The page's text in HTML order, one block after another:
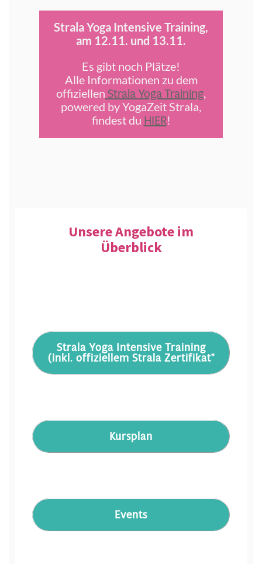
Strala Yoga Intensive Training,
am 12.11. und 13.11.
Es gibt noch Plätze!
Alle Informationen zu dem
offiziellen Strala Yoga Training,
powered by YogaZeit Strala,
findest du HIER!
Unsere Angebote im
Überblick
Strala Yoga Intensive Training
(inkl. offiziellem Strala Zertifikat"
Kursplan
Events